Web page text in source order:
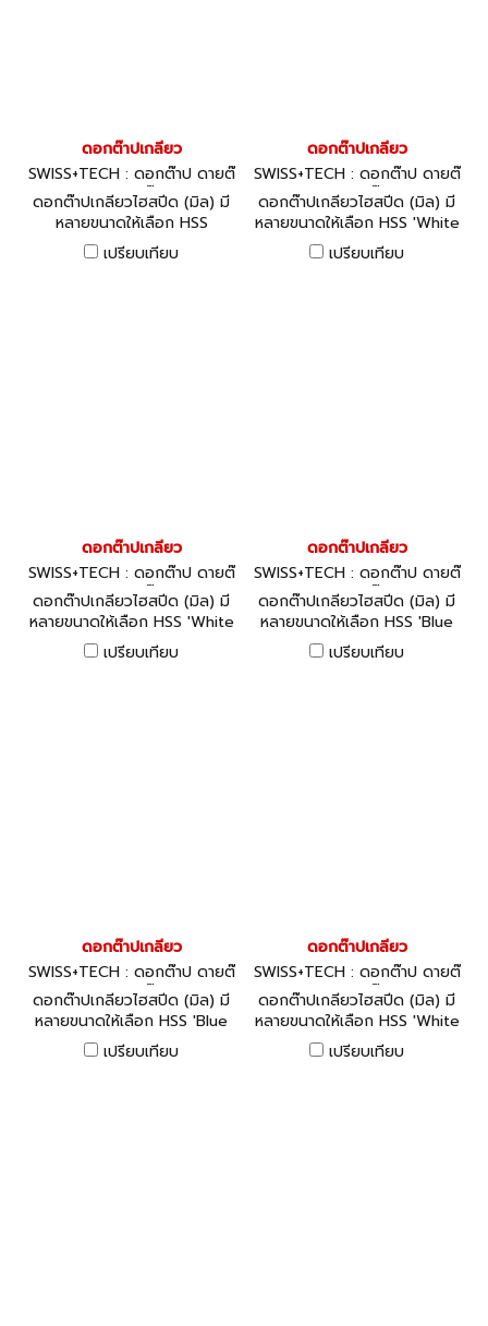
ดอกต๊าปเกลียว
SWISS+TECH : ดอกต๊าป ดายต๊
าป ด้ามต๊าป
ดอกต๊าปเกลียวไฮสปีด (มิล) มี
หลายขนาดให้เลือก HSS
'Orange Ring' Taps: Spiral
Point/Gun Nose - ISO
เปรียบเทียบ
ดอกต๊าปเกลียว
SWISS+TECH : ดอกต๊าป ดายต๊
าป ด้ามต๊าป
ดอกต๊าปเกลียวไฮสปีด (มิล) มี
หลายขนาดให้เลือก HSS 'White
Ring' Taps: Straight Flute -
ISO Metric Coarse, Nitride
เปรียบเทียบ
ดอกต๊าปเกลียว
SWISS+TECH : ดอกต๊าป ดายต๊
าป ด้ามต๊าป
ดอกต๊าปเกลียวไฮสปีด (มิล) มี
หลายขนาดให้เลือก HSS 'White
Ring' Taps: Straight Flute -
ISO Metric Coarse, Nitride
เปรียบเทียบ
ดอกต๊าปเกลียว
SWISS+TECH : ดอกต๊าป ดายต๊
าป ด้ามต๊าป
ดอกต๊าปเกลียวไฮสปีด (มิล) มี
หลายขนาดให้เลือก HSS 'Blue
Ring' Taps: Spiral Flute (BLF)
- 'Biteless Flat' ISO Metric
เปรียบเทียบ
ดอกต๊าปเกลียว
SWISS+TECH : ดอกต๊าป ดายต๊
าป ด้ามต๊าป
ดอกต๊าปเกลียวไฮสปีด (มิล) มี
หลายขนาดให้เลือก HSS 'Blue
Ring' Taps: Spiral Point/Gun
Nose - ISO Metric Coarse,
เปรียบเทียบ
ดอกต๊าปเกลียว
SWISS+TECH : ดอกต๊าป ดายต๊
าป ด้ามต๊าป
ดอกต๊าปเกลียวไฮสปีด (มิล) มี
หลายขนาดให้เลือก HSS 'White
Ring' Taps: Straight Flute -
ISO Metric Coarse, Nitride
เปรียบเทียบ